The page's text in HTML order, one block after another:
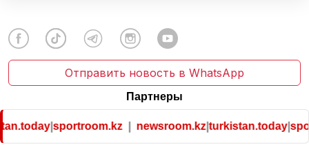
Отправить новость в WhatsApp
Партнеры
|sportroom.kz| newsroom.kz|turkistan.today|